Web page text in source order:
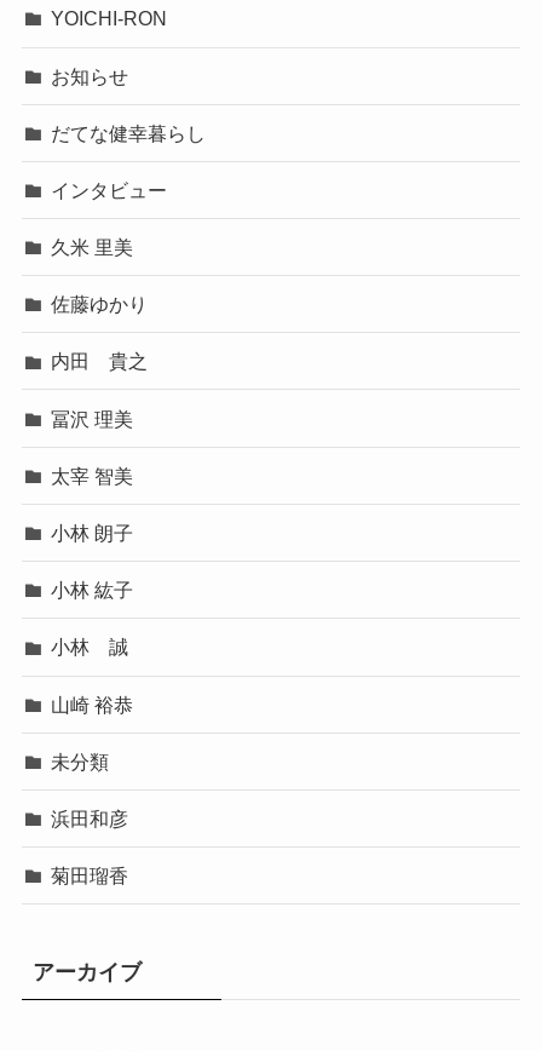
YOICHI-RON
お知らせ
だてな健幸暮らし
インタビュー
久米 里美
佐藤ゆかり
内田 貴之
冨沢 理美
太宰 智美
小林 朗子
小林 紘子
小林 誠
山崎 裕恭
未分類
浜田和彦
菊田瑠香
アーカイブ